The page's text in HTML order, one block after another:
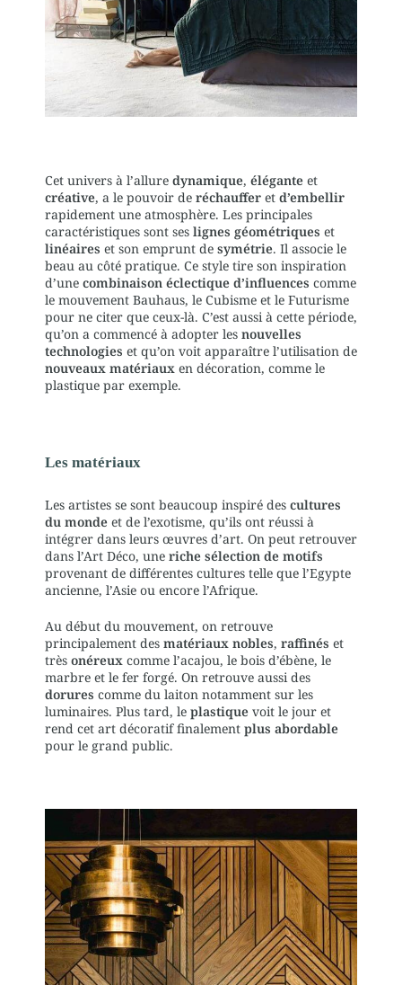
Cet univers à l’allure dynamique, élégante et
créative, a le pouvoir de réchauffer et d’embellir
rapidement une atmosphère. Les principales
caractéristiques sont ses lignes géométriques et
linéaires et son emprunt de symétrie. Il associe le
beau au côté pratique. Ce style tire son inspiration
d’une combinaison éclectique d’influences comme
le mouvement Bauhaus, le Cubisme et le Futurisme
pour ne citer que ceux-là. C’est aussi à cette période,
qu’on a commencé à adopter les nouvelles
technologies et qu’on voit apparaître l’utilisation de
nouveaux matériaux en décoration, comme le
plastique par exemple.
Les matériaux
Les artistes se sont beaucoup inspiré des cultures
du monde et de l’exotisme, qu’ils ont réussi à
intégrer dans leurs œuvres d’art. On peut retrouver
dans l’Art Déco, une riche sélection de motifs
provenant de différentes cultures telle que l’Egypte
ancienne, l’Asie ou encore l’Afrique.
Au début du mouvement, on retrouve
principalement des matériaux nobles, raffinés et
très onéreux comme l’acajou, le bois d’ébène, le
marbre et le fer forgé. On retrouve aussi des
dorures comme du laiton notamment sur les
luminaires. Plus tard, le plastique voit le jour et
rend cet art décoratif finalement plus abordable
pour le grand public.